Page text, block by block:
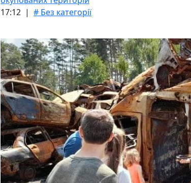
17:12 | # Без категорії